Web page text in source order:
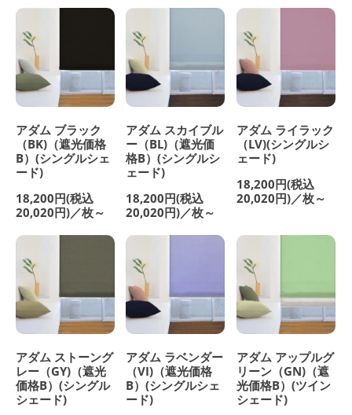
アダム ブラック
（BK)（遮光価格
B）(シングルシェ
ード)
18,200円(税込
20,020円)／枚～
アダム スカイブル
ー（BL)（遮光価
格B）(シングルシ
ェード)
18,200円(税込
20,020円)／枚～
アダム ライラック
（LV)(シングルシ
ェード)
18,200円(税込
20,020円)／枚～
アダム ストーング
レー（GY)（遮光
価格B）(シングル
シェード)
アダム ラベンダー
（VI)（遮光価格
B）(シングルシェ
ード)
アダム アップルグ
リーン（GN)（遮
光価格B）(ツイン
シェード)